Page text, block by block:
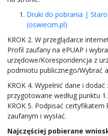
Druki do pobrania |
(oswiecim.pl)
KROK 2. W przeglądarce
Profil zaufany na ePUAP i
urzędowe/Korespondencja z
podmiotu publicznego/Wybrać
KROK 4. Wypełnić dane i
przygotowane według punktu 1.
KROK 5. Podpisać
zaufanym i wysłać.
Najczęściej pobierane